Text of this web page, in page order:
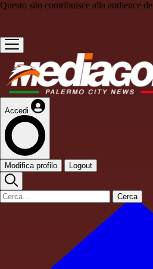
Questo sito contribuisce alla audience de
Accedi
Modifica profilo Logout
Cerca